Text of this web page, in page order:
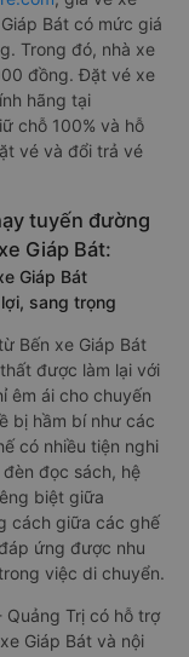
Bát có mức giá
Trong đó, nhà xe
đồng. Đặt vé xe
hãng tại
chỗ 100% và hỗ
vé và đổi trả vé
tuyến đường
Giáp Bát:
Giáp Bát
sang trọng
Bến xe Giáp Bát
được làm lại với
êm ái cho chuyến
bị hầm bí như các
có nhiều tiện nghi
đọc sách, hệ
biệt giữa
cách giữa các ghế
ứng được nhu
việc di chuyển.
Quảng Trị có hỗ trợ
Giáp Bát và nội